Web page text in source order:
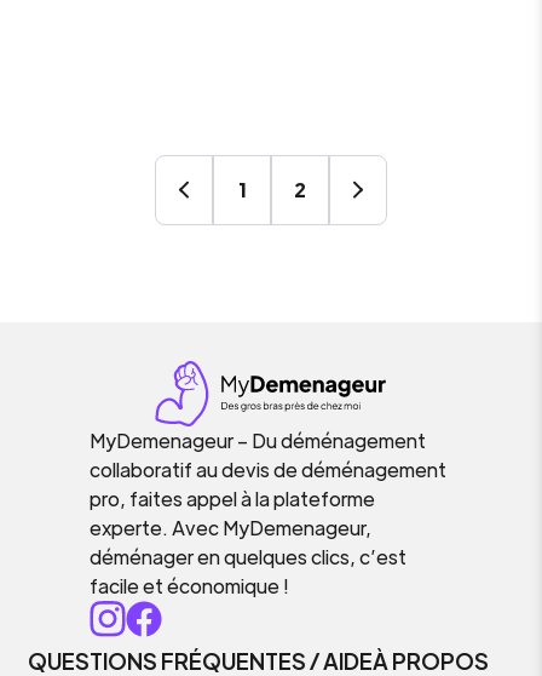
1 2
MyDemenageur – Du déménagement
collaboratif au devis de déménagement
pro, faites appel à la plateforme
experte. Avec MyDemenageur,
déménager en quelques clics, c’est
facile et économique !
QUESTIONS FRÉQUENTES / AIDEÀ PROPOS